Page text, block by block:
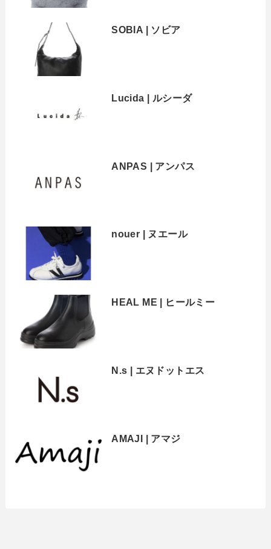
SOBIA | ソビア
Lucida | ルシーダ
ANPAS | アンパス
nouer | ヌエール
HEAL ME | ヒールミー
N.s | エヌドットエス
AMAJI | アマジ